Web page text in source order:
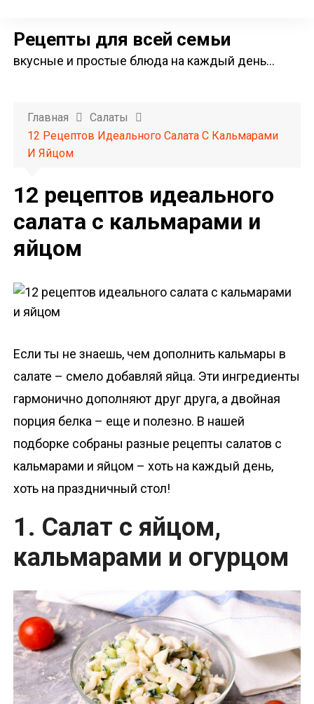
Рецепты для всей семьи
вкусные и простые блюда на каждый день…
Главная
Салаты
12 Рецептов Идеального Салата С Кальмарами
И Яйцом
12 рецептов идеального
салата с кальмарами и
яйцом
Если ты не знаешь, чем дополнить кальмары в
салате – смело добавляй яйца. Эти ингредиенты
гармонично дополняют друг друга, а двойная
порция белка – еще и полезно. В нашей
подборке собраны разные рецепты салатов с
кальмарами и яйцом – хоть на каждый день,
хоть на праздничный стол!
1. Салат с яйцом,
кальмарами и огурцом